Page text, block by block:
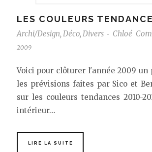
LES COULEURS
Archi/Design, Déco, Divers - Chloé
2009
Voici pour clôturer l'année 2009
les prévisions faites par Sico et
sur les couleurs tendances 2010-
intérieur…
LIRE LA SUITE